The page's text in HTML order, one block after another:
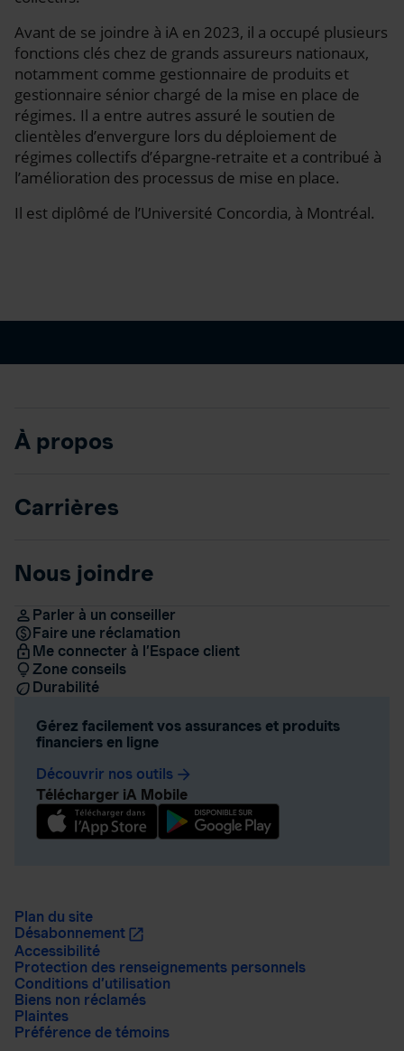
Avant de se joindre à iA en 2023, il a occupé plusieurs
fonctions clés chez de grands assureurs nationaux,
notamment comme gestionnaire de produits et
gestionnaire sénior chargé de la mise en place de
régimes. Il a entre autres assuré le soutien de
clientèles d’envergure lors du déploiement de
régimes collectifs d’épargne-retraite et a contribué à
l’amélioration des processus de mise en place.
Il est diplômé de l’Université Concordia, à Montréal.
À propos
Carrières
Nous joindre
Parler à un conseiller
Faire une réclamation
Me connecter à l’Espace client
Zone conseils
Durabilité
Gérez facilement vos assurances et produits
financiers en ligne
Découvrir nos outils arrow_forward
Télécharger iA Mobile
Plan du site
Désabonnement
Accessibilité
Protection des renseignements personnels
Conditions d’utilisation
Biens non réclamés
Plaintes
Préférence de témoins